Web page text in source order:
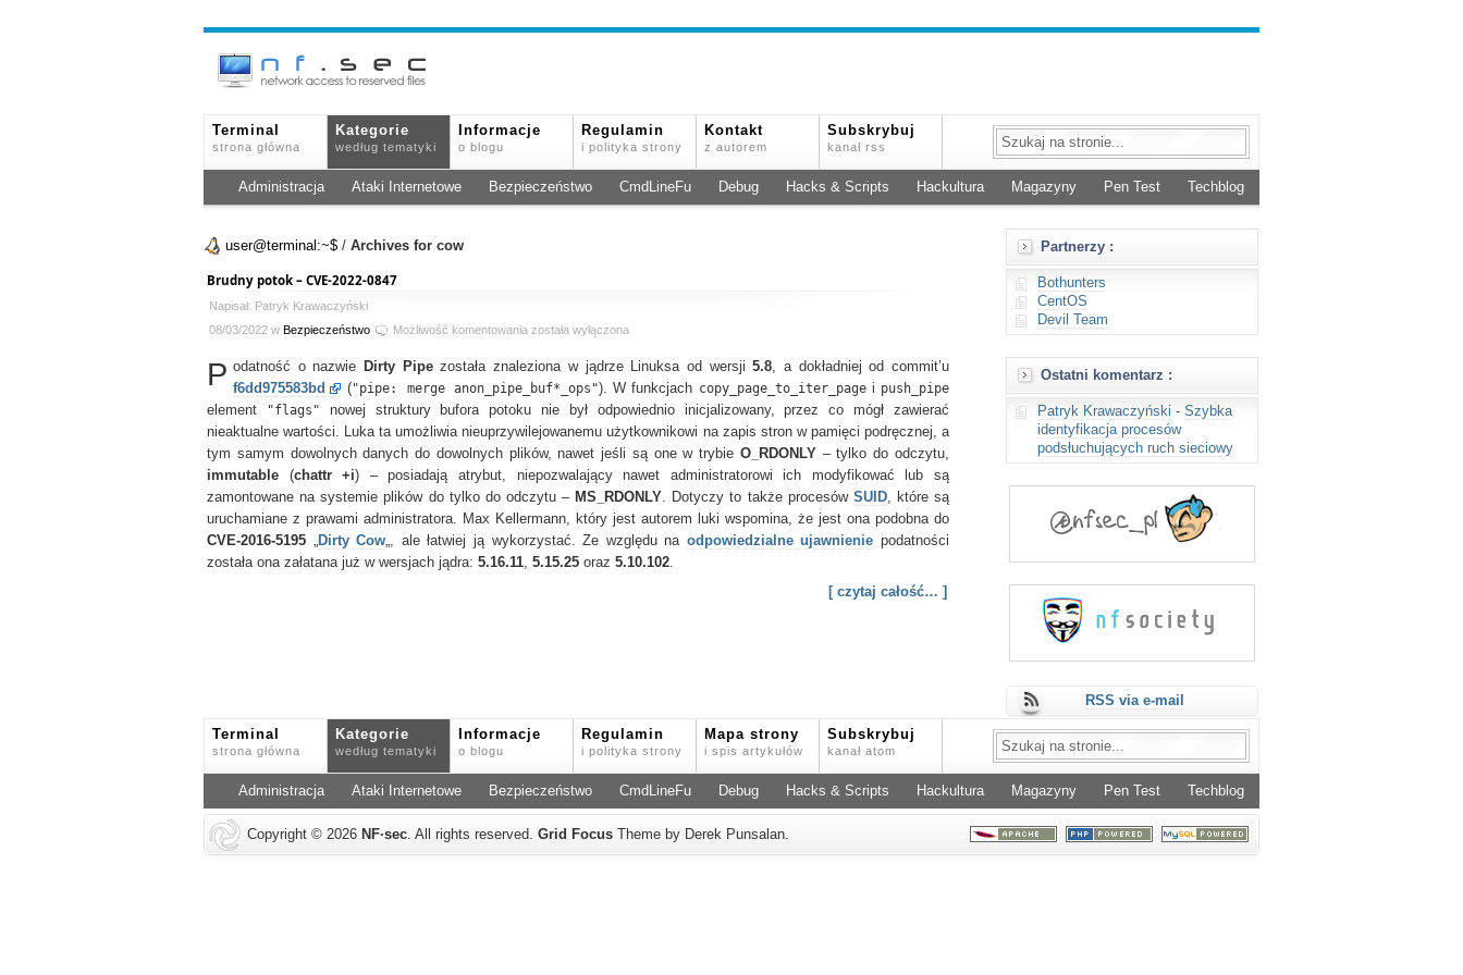
Terminal
strona główna
Kategorie
według tematyki
Informacje
o blogu
Regulamin
i polityka strony
Kontakt
z autorem
Subskrybuj
kanał rss
Administracja Ataki Internetowe Bezpieczeństwo CmdLineFu Debug Hacks & Scripts Hackultura Magazyny Pen Test Techblog
user@terminal:~$ / Archives for cow
Brudny potok – CVE-2022-0847
Napisał: Patryk Krawaczyński
08/03/2022 w Bezpieczeństwo Możliwość komentowania Brudny
–
CVE-
2022-
została wyłączona
P odatność o nazwie Dirty Pipezostała znaleziona w jądrze Linuksa od wersji5.8, a dokładniej od commit’u
f6dd975583bd
("pipe: merge anon_pipe_buf*_ops"). W funkcjach copy_page_to_iter_pagei push_pipe
element
"flags" nowej struktury bufora potoku nie był odpowiednio inicjalizowany, przez co mógł zawierać
nieaktualne wartości. Luka ta umożliwia nieuprzywilejowanemu użytkownikowi na zapis stron w pamięci podręcznej, a
tym samym dowolnych danych do dowolnych plików, nawet jeśli są one w trybie O_RDONLY – tylko do odczytu,
immutable (chattr +i) – posiadają atrybut, niepozwalający nawet administratorowi ich modyfikować lub są
zamontowane na systemie plików do tylko do odczytu – MS_RDONLY. Dotyczy to także procesów SUID, które są
uruchamiane z prawami administratora. Max Kellermann, który jest autorem luki wspomina, że jest ona podobna do
CVE-2016-5195 „Dirty Cow„, ale łatwiej ją wykorzystać. Ze względu na odpowiedzialne ujawnienie podatności
została ona załatana już w wersjach jądra: 5.16.11, 5.15.25 oraz 5.10.102.
[ czytaj całość… ]
Partnerzy :
Bothunters
CentOS
Devil Team
Ostatni komentarz :
Patryk Krawaczyński - Szybka
identyfikacja procesów
podsłuchujących ruch sieciowy
RSS via e-mail
Terminal
strona główna
Kategorie
według tematyki
Informacje
o blogu
Regulamin
i polityka strony
Mapa strony
i spis artykułów
Subskrybuj
kanał atom
Administracja Ataki Internetowe Bezpieczeństwo CmdLineFu Debug Hacks & Scripts Hackultura Magazyny Pen Test Techblog
Copyright © 2026 NF·sec. All rights reserved. Grid Focus Theme by Derek Punsalan.